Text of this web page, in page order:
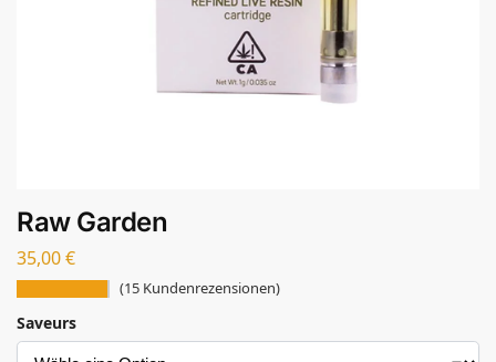
Raw Garden
35,00€
(15 Kundenrezensionen)
Saveurs